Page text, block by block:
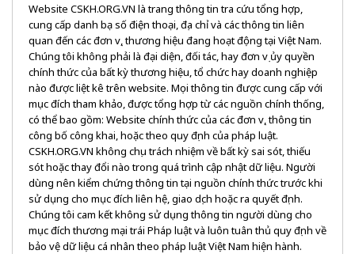
Website CSKH.ORG.VN là trang thông tin tra cứu tổng hợp,
cung cấp danh bạ số điện thoại, địa chỉ và các thông tin liên
quan đến các đơn vị, thương hiệu đang hoạt động tại Việt Nam.
Chúng tôi không phải là đại diện, đối tác, hay đơn vị ủy quyền
chính thức của bất kỳ thương hiệu, tổ chức hay doanh nghiệp
nào được liệt kê trên website. Mọi thông tin được cung cấp với
mục đích tham khảo, được tổng hợp từ các nguồn chính thống,
có thể bao gồm: Website chính thức của các đơn vị, thông tin
công bố công khai, hoặc theo quy định của pháp luật.
CSKH.ORG.VN không chịu trách nhiệm về bất kỳ sai sót, thiếu
sót hoặc thay đổi nào trong quá trình cập nhật dữ liệu. Người
dùng nên kiểm chứng thông tin tại nguồn chính thức trước khi
sử dụng cho mục đích liên hệ, giao dịch hoặc ra quyết định.
Chúng tôi cam kết không sử dụng thông tin người dùng cho
mục đích thương mại trái Pháp luật và luôn tuân thủ quy định về
bảo vệ dữ liệu cá nhân theo pháp luật Việt Nam hiện hành.